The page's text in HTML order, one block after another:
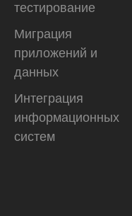
тестирование
Миграция
приложений и
данных
Интеграция
информационных
систем